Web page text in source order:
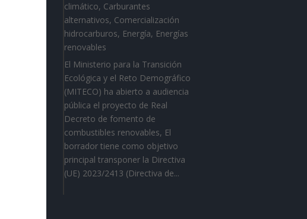
climático, Carburantes
alternativos, Comercialización
hidrocarburos, Energía, Energías
renovables
El Ministerio para la Transición
Ecológica y el Reto Demográfico
(MITECO) ha abierto a audiencia
pública el proyecto de Real
Decreto de fomento de
combustibles renovables, El
borrador tiene como objetivo
principal transponer la Directiva
(UE) 2023/2413 (Directiva de...